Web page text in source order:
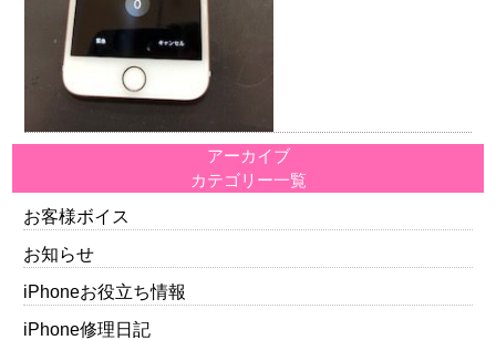
アーカイブ
カテゴリー一覧
お客様ボイス
お知らせ
iPhoneお役立ち情報
iPhone修理日記